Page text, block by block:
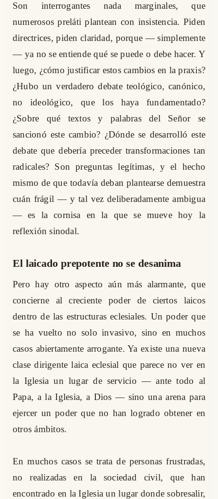
Son interrogantes nada marginales, que
numerosos preláti plantean con insistencia. Piden
directrices, piden claridad, porque — simplemente
— ya no se entiende qué se puede o debe hacer. Y
luego, ¿cómo justificar estos cambios en la praxis?
¿Hubo un verdadero debate teológico, canónico,
no ideológico, que los haya fundamentado?
¿Sobre qué textos y palabras del Señor se
sancionó este cambio? ¿Dónde se desarrolló este
debate que debería preceder transformaciones tan
radicales? Son preguntas legítimas, y el hecho
mismo de que todavía deban plantearse demuestra
cuán frágil — y tal vez deliberadamente ambigua
— es la cornisa en la que se mueve hoy la
reflexión sinodal.
El laicado prepotente no se desanima
Pero hay otro aspecto aún más alarmante, que
concierne al creciente poder de ciertos laicos
dentro de las estructuras eclesiales. Un poder que
se ha vuelto no solo invasivo, sino en muchos
casos abiertamente arrogante. Ya existe una nueva
clase dirigente laica eclesial que parece no ver en
la Iglesia un lugar de servicio — ante todo al
Papa, a la Iglesia, a Dios — sino una arena para
ejercer un poder que no han logrado obtener en
otros ámbitos.
En muchos casos se trata de personas frustradas,
no realizadas en la sociedad civil, que han
encontrado en la Iglesia un lugar donde sobresalir,